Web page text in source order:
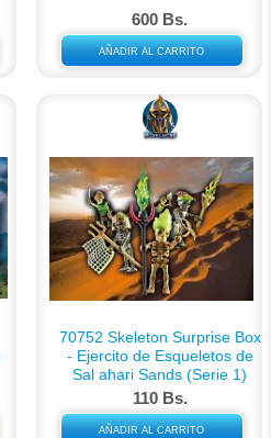
600 Bs.
AÑADIR AL CARRITO
70752 Skeleton Surprise Box
- Ejercito de Esqueletos de
Sal ahari Sands (Serie 1)
110 Bs.
AÑADIR AL CARRITO